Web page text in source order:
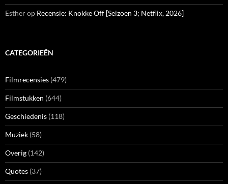
Estherop Recensie: Knokke Off [Seizoen 3; Netflix, 2026]
CATEGORIEËN
Filmrecensies (479)
Filmstukken (644)
Geschiedenis (118)
Muziek (58)
Overig (142)
Quotes (37)